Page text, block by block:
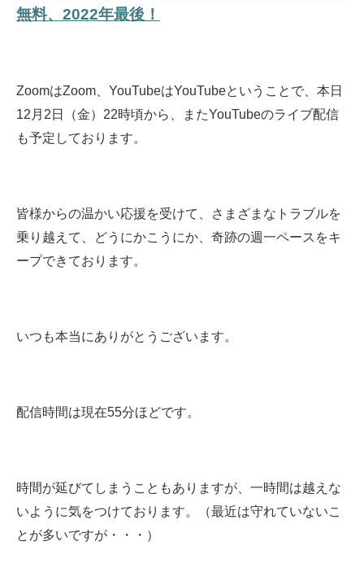
無料、2022年最後！
ZoomはZoom、YouTubeはYouTubeということで、本日
12月2日（金）22時頃から、またYouTubeのライブ配信
も予定しております。
皆様からの温かい応援を受けて、さまざまなトラブルを
乗り越えて、どうにかこうにか、奇跡の週一ペースをキ
ープできております。
いつも本当にありがとうございます。
配信時間は現在55分ほどです。
時間が延びてしまうこともありますが、一時間は越えな
いように気をつけております。（最近は守れていないこ
とが多いですが・・・）